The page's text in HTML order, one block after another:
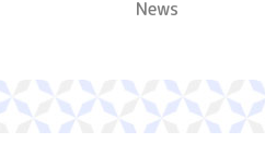
News